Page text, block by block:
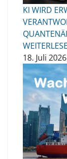
KI WIRD
18. Juli 2026